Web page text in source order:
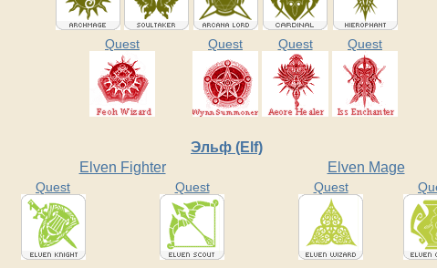
Quest Quest Quest Quest
Эльф (Elf)
Elven Fighter
Elven Mage
Quest Quest Quest